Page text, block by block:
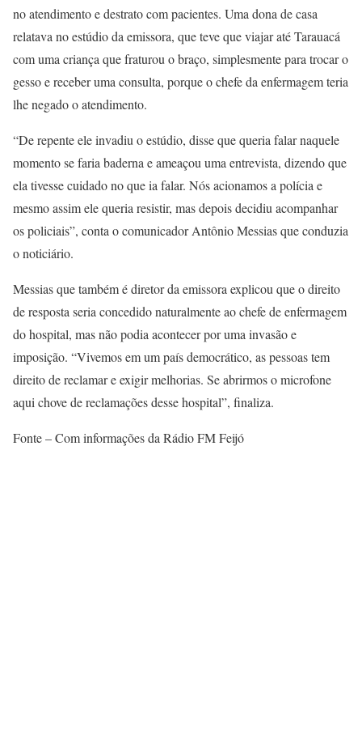
no atendimento e destrato com pacientes. Uma dona de casa
relatava no estúdio da emissora, que teve que viajar até Tarauacá
com uma criança que fraturou o braço, simplesmente para trocar o
gesso e receber uma consulta, porque o chefe da enfermagem teria
lhe negado o atendimento.
“De repente ele invadiu o estúdio, disse que queria falar naquele
momento se faria baderna e ameaçou uma entrevista, dizendo que
ela tivesse cuidado no que ia falar. Nós acionamos a polícia e
mesmo assim ele queria resistir, mas depois decidiu acompanhar
os policiais”, conta o comunicador Antônio Messias que conduzia
o noticiário.
Messias que também é diretor da emissora explicou que o direito
de resposta seria concedido naturalmente ao chefe de enfermagem
do hospital, mas não podia acontecer por uma invasão e
imposição. “Vivemos em um país democrático, as pessoas tem
direito de reclamar e exigir melhorias. Se abrirmos o microfone
aqui chove de reclamações desse hospital”, finaliza.
Fonte – Com informações da Rádio FM Feijó